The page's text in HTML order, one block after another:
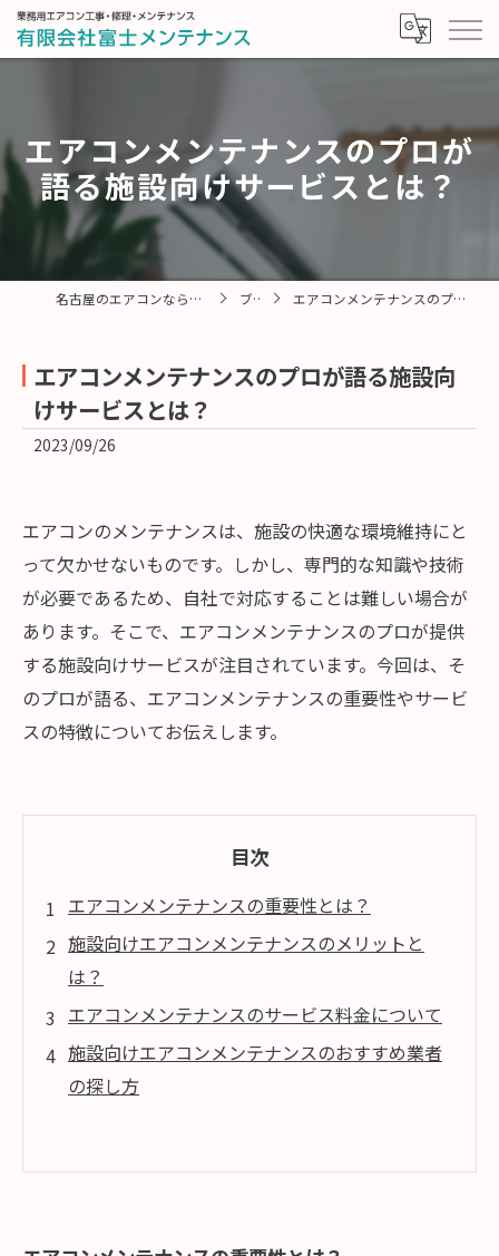
エアコンメンテナンスのプロが
語る施設向けサービスとは？
名古屋のエアコンなら有限会社富士メンテナンス ブログ エアコンメンテナンスのプロが語る施設向けサービスとは？
エアコンメンテナンスのプロが語る施設向
けサービスとは？
2023/09/26
エアコンのメンテナンスは、施設の快適な環境維持にと
って欠かせないものです。しかし、専門的な知識や技術
が必要であるため、自社で対応することは難しい場合が
あります。そこで、エアコンメンテナンスのプロが提供
する施設向けサービスが注目されています。今回は、そ
のプロが語る、エアコンメンテナンスの重要性やサービ
スの特徴についてお伝えします。
目次
エアコンメンテナンスの重要性とは？
施設向けエアコンメンテナンスのメリットと
は？
エアコンメンテナンスのサービス料金について
施設向けエアコンメンテナンスのおすすめ業者
の探し方